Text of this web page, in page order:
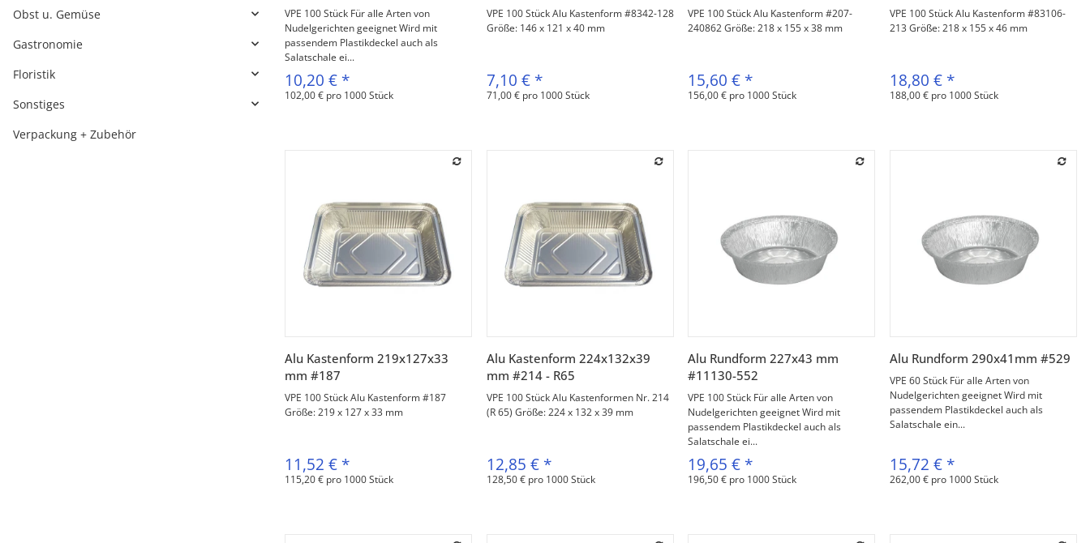
VPE 100 Stück Für alle Arten von
Nudelgerichten geeignet Wird mit
passendem Plastikdeckel auch als
Salatschale ei...
10,20 € *
102,00 € pro 1000 Stück
VPE 100 Stück Alu Kastenform #8342-128
Größe: 146 x 121 x 40 mm
7,10 € *
71,00 € pro 1000 Stück
VPE 100 Stück Alu Kastenform #207-
240862 Größe: 218 x 155 x 38 mm
15,60 € *
156,00 € pro 1000 Stück
VPE 100 Stück Alu Kastenform #83106-
213 Größe: 218 x 155 x 46 mm
18,80 € *
188,00 € pro 1000 Stück
Vorschau
Alu Kastenform 219x127x33
mm #187
VPE 100 Stück Alu Kastenform #187
Größe: 219 x 127 x 33 mm
11,52 € *
115,20 € pro 1000 Stück
Vorschau
Alu Kastenform 224x132x39
mm #214 - R65
VPE 100 Stück Alu Kastenformen Nr. 214
(R 65) Größe: 224 x 132 x 39 mm
12,85 € *
128,50 € pro 1000 Stück
Vorschau
Alu Rundform 227x43 mm
#11130-552
VPE 100 Stück Für alle Arten von
Nudelgerichten geeignet Wird mit
passendem Plastikdeckel auch als
Salatschale ei...
19,65 € *
196,50 € pro 1000 Stück
Vorschau
Alu Rundform 290x41mm #529
VPE 60 Stück Für alle Arten von
Nudelgerichten geeignet Wird mit
passendem Plastikdeckel auch als
Salatschale ein...
15,72 € *
262,00 € pro 1000 Stück
Obst u. Gemüse
Gastronomie
Floristik
Sonstiges
Verpackung + Zubehör